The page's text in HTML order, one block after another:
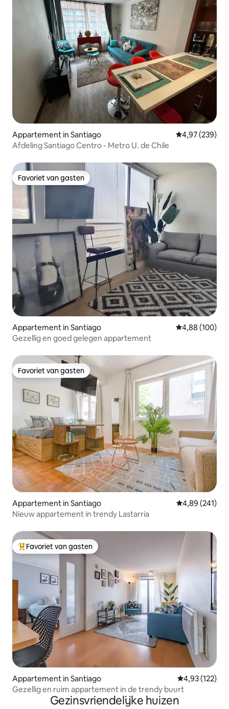
Appartement in Santiago Gemiddelde
4,97 (239)
Afdeling Santiago Centro - Metro U. de Chile
Favoriet van gasten
Favoriet van gasten
Appartement in Santiago Gemiddelde
4,88 (100)
Gezellig en goed gelegen appartement
Favoriet van gasten
Favoriet van gasten
Appartement in Santiago Gemiddelde
4,89 (241)
Nieuw appartement in trendy Lastarria
Topfavoriet van gasten
Favoriet van gasten
Appartement in Santiago Gemiddelde
4,93 (122)
Gezellig en ruim appartement in de trendy buurt
Gezinsvriendelijke huizen